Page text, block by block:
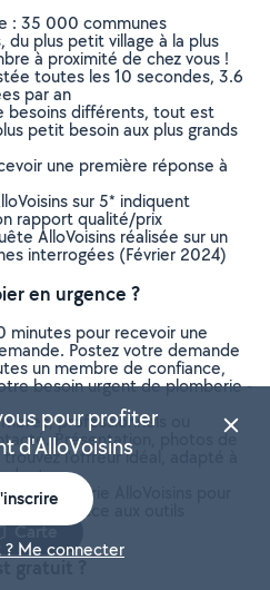
: 35 000 communes
du plus petit village à la plus
à proximité de chez vous !
toutes les 10 secondes, 3.6
par an
besoins différents, tout est
petit besoin aux plus grands
une première réponse à
sur 5* indiquent
rapport qualité/prix
AlloVoisins réalisée sur un
interrogées (Février 2024)
en urgence ?
minutes pour recevoir une
Postez votre demande
un membre de confiance,
besoin urgent de plomberie -
professionnels ou
Présentation, photos de
l'offreur idéal, adapté à
messagerie AlloVoisins pour
grâce aux outils
gratuit ?
Carte
pour profiter
d'AlloVoisins
? Me connecter